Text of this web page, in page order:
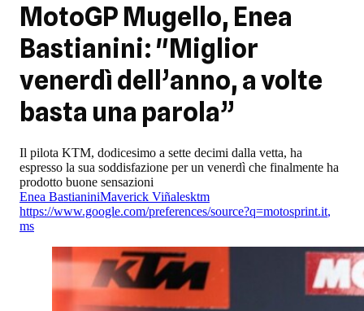
MotoGP Mugello, Enea
Bastianini: "Miglior
venerdì dell’anno, a volte
basta una parola”
Il pilota KTM, dodicesimo a sette decimi dalla vetta, ha
espresso la sua soddisfazione per un venerdì che finalmente ha
prodotto buone sensazioni
Enea BastianiniMaverick Viñalesktm
https://www.google.com/preferences/source?q=motosprint.it,
ms